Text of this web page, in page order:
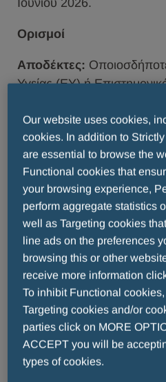
Ιουνίου 2026.
Ορισμοί
Αποδέκτες:
Υγείας (ΕΥ) ή
δραστηριότητα ή έχει την
έδρα στην Ελλάδα:
α. ΕΥ (Επαγγελματίας
οποιοδήποτε φυσικό
από την ισχύουσα
Υγείας και ασκεί το κύριο
κύρια επαγγελματική του
Ελλάδα, κατά δε την
του, μπορεί να
διαθέσει, προτείνει ή
προϊόντα. Στο πλαίσιο της
τον καρκίνο, στον ορισμό
και η ειδικότητα των
Our website uses cookies,
cookies. In addition to
are essential to browse the
Functional cookies that
your browsing experience,
perform aggregate statistics
well as Targeting cookies
line ads on the preferences
browsing this or other
receive more information
To inhibit Functional
Targeting cookies and/or
parties click on MORE
ACCEPT you will be
types of cookies.